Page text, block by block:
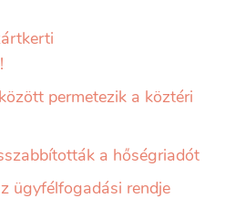
permetezik a köztéri
a hőségriadót
ügyfélfogadási rendje